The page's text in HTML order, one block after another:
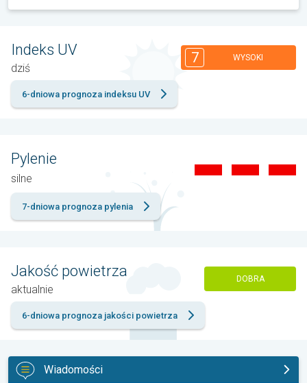
Indeks UV
dziś
7 WYSOKI
6-dniowa prognoza indeksu UV
Pylenie
silne
7-dniowa prognoza pylenia
Jakość powietrza
aktualnie
DOBRA
6-dniowa prognoza jakości powietrza
Wiadomości